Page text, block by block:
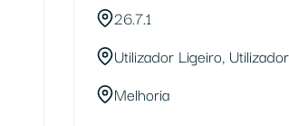
26.7.1
Utilizador Ligeiro,
Melhoria